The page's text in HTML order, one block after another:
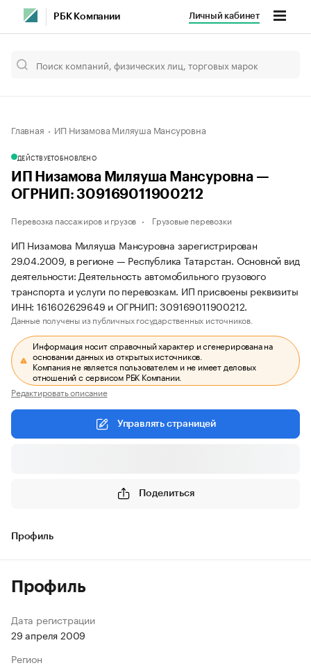
РБК Компании Личный кабинет
Главная ИП Низамова Миляуша Мансуровна
ДЕЙСТВУЕТОБНОВЛЕНО
ИП Низамова Миляуша Мансуровна —
ОГРНИП: 309169011900212
Перевозка пассажиров и грузов Грузовые перевозки
ИП Низамова Миляуша Мансуровна зарегистрирован
29.04.2009, в регионе — Республика Татарстан. Основной вид
деятельности: Деятельность автомобильного грузового
транспорта и услуги по перевозкам. ИП присвоены реквизиты
ИНН: 161602629649 и ОГРНИП: 309169011900212.
Данные получены из публичных государственных источников.
Информация носит справочный характер и сгенерирована на
основании данных из открытых источников.
Компания не является пользователем и не имеет деловых
отношений с сервисом РБК Компании.
Редактировать описание
Управлять страницей
Поделиться
Профиль
Профиль
Дата регистрации
29 апреля 2009
Регион